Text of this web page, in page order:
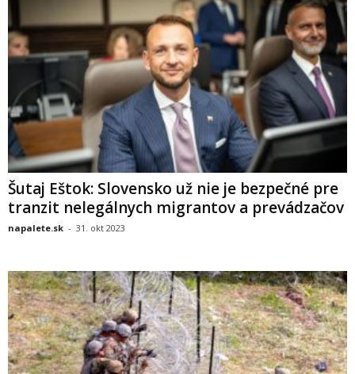
Šutaj Eštok: Slovensko už nie je bezpečné pre
tranzit nelegálnych migrantov a prevádzačov
napalete.sk - 31. okt 2023